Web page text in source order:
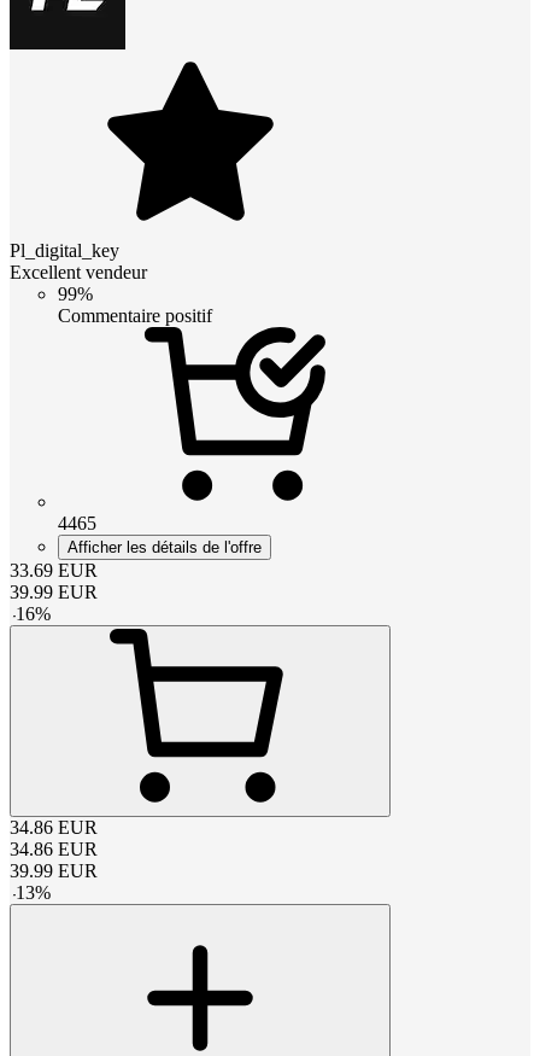
Pl_digital_key
Excellent vendeur
99%
Commentaire positif
4465
Afficher les détails de l'offre
33.69 EUR
39.99 EUR
-16%
34.86 EUR
34.86 EUR
39.99 EUR
-13%